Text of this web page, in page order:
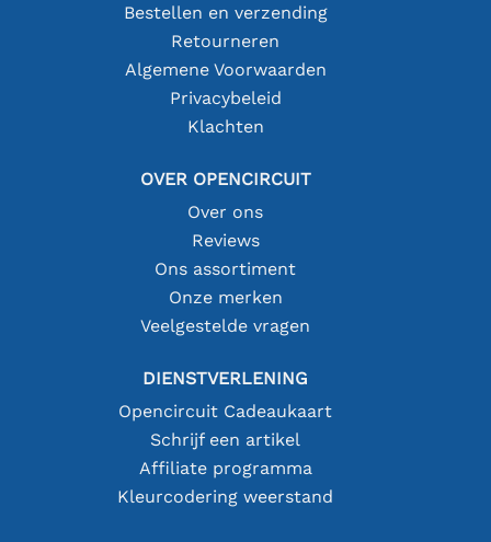
Bestellen en verzending
Retourneren
Algemene Voorwaarden
Privacybeleid
Klachten
OVER OPENCIRCUIT
Over ons
Reviews
Ons assortiment
Onze merken
Veelgestelde vragen
DIENSTVERLENING
Opencircuit Cadeaukaart
Schrijf een artikel
Affiliate programma
Kleurcodering weerstand